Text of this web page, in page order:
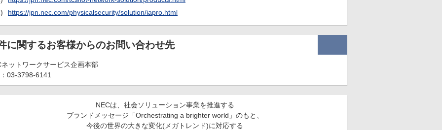
https://jpn.nec.com/physicalsecurity/solution/iapro.html
に関するお客様からのお問い合わせ先
ネットワークサービス企画本部
03-3798-6141
NECは、社会ソリューション事業を推進する
ブランドメッセージ「Orchestrating a brighter world」のもと、
今後の世界の大きな変化(メガトレンド)に対応する